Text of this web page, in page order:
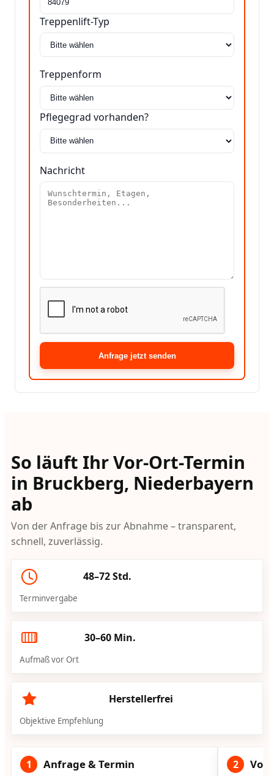
Treppenlift-Typ
Treppenform
Pflegegrad vorhanden?
Nachricht
Anfrage jetzt senden
So läuft Ihr Vor-Ort-Termin
in Bruckberg, Niederbayern
ab
Von der Anfrage bis zur Abnahme – transparent,
schnell, zuverlässig.
48–72 Std.
Terminvergabe
30–60 Min.
Aufmaß vor Ort
Herstellerfrei
Objektive Empfehlung
1 Anfrage & Termin 2